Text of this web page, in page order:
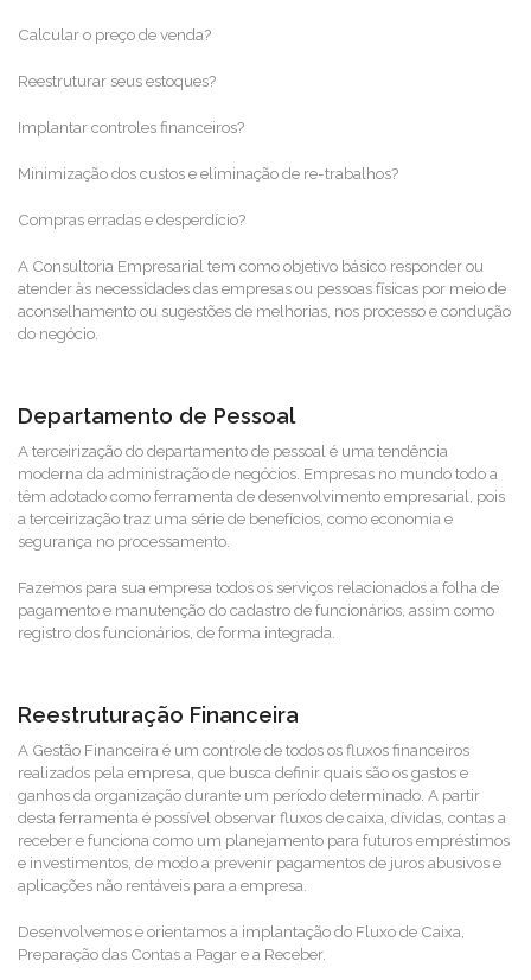
Calcular o preço de venda?
Reestruturar seus estoques?
Implantar controles financeiros?
Minimização dos custos e eliminação de re-trabalhos?
Compras erradas e desperdício?
A Consultoria Empresarial tem como objetivo básico responder ou
atender às necessidades das empresas ou pessoas físicas por meio de
aconselhamento ou sugestões de melhorias, nos processo e condução
do negócio.
Departamento de Pessoal
A terceirização do departamento de pessoal é uma tendência
moderna da administração de negócios. Empresas no mundo todo a
têm adotado como ferramenta de desenvolvimento empresarial, pois
a terceirização traz uma série de benefícios, como economia e
segurança no processamento.
Fazemos para sua empresa todos os serviços relacionados a folha de
pagamento e manutenção do cadastro de funcionários, assim como
registro dos funcionários, de forma integrada.
Reestruturação Financeira
A Gestão Financeira é um controle de todos os fluxos financeiros
realizados pela empresa, que busca definir quais são os gastos e
ganhos da organização durante um período determinado. A partir
desta ferramenta é possível observar fluxos de caixa, dívidas, contas a
receber e funciona como um planejamento para futuros empréstimos
e investimentos, de modo a prevenir pagamentos de juros abusivos e
aplicações não rentáveis para a empresa.
Desenvolvemos e orientamos a implantação do Fluxo de Caixa,
Preparação das Contas a Pagar e a Receber.